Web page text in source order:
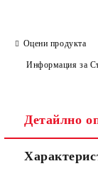
Оцени продукта
Информация за
Детайлно